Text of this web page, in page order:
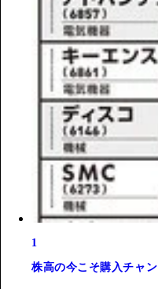
1
株高の今こそ購入チャ